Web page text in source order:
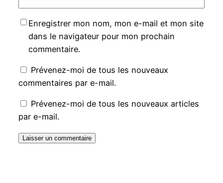
Enregistrer mon nom, mon e-mail et mon site
dans le navigateur pour mon prochain
commentaire.
Prévenez-moi de tous les nouveaux
commentaires par e-mail.
Prévenez-moi de tous les nouveaux articles
par e-mail.